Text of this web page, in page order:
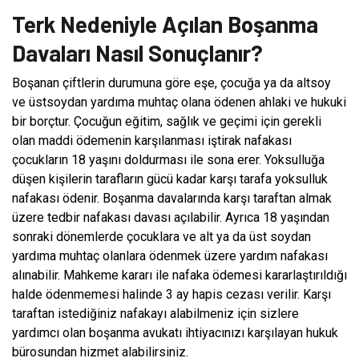
Terk Nedeniyle Açılan Boşanma
Davaları Nasıl Sonuçlanır?
Boşanan çiftlerin durumuna göre eşe, çocuğa ya da altsoy
ve üstsoydan yardıma muhtaç olana ödenen ahlaki ve hukuki
bir borçtur. Çocuğun eğitim, sağlık ve geçimi için gerekli
olan maddi ödemenin karşılanması iştirak nafakası
çocukların 18 yaşını doldurması ile sona erer. Yoksulluğa
düşen kişilerin tarafların gücü kadar karşı tarafa yoksulluk
nafakası ödenir. Boşanma davalarında karşı taraftan almak
üzere tedbir nafakası davası açılabilir. Ayrıca 18 yaşından
sonraki dönemlerde çocuklara ve alt ya da üst soydan
yardıma muhtaç olanlara ödenmek üzere yardım nafakası
alınabilir. Mahkeme kararı ile nafaka ödemesi kararlaştırıldığı
halde ödenmemesi halinde 3 ay hapis cezası verilir. Karşı
taraftan istediğiniz nafakayı alabilmeniz için sizlere
yardımcı olan boşanma avukatı ihtiyacınızı karşılayan hukuk
bürosundan hizmet alabilirsiniz.